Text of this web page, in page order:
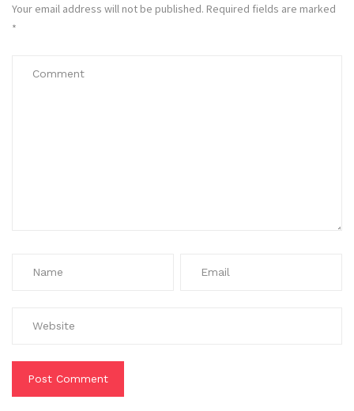
Your email address will not be published. Required fields are marked
*